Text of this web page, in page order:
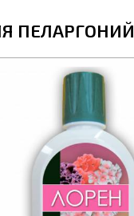
ПЕЛАРГОНИЙ